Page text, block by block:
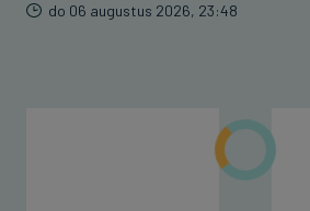
do 06 augustus 2026, 23:48